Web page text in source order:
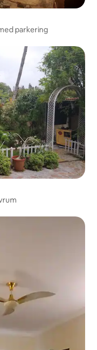
parkering